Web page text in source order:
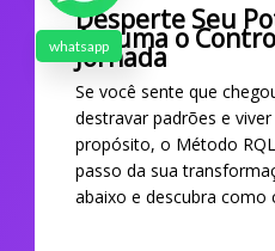
Desperte Seu
Assuma o
Jornada
Se você sente que
destravar padrões e
propósito, o Método
passo da sua
abaixo e descubra
whatsapp